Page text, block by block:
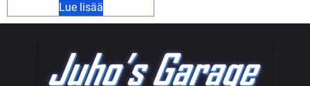
Lue lisää